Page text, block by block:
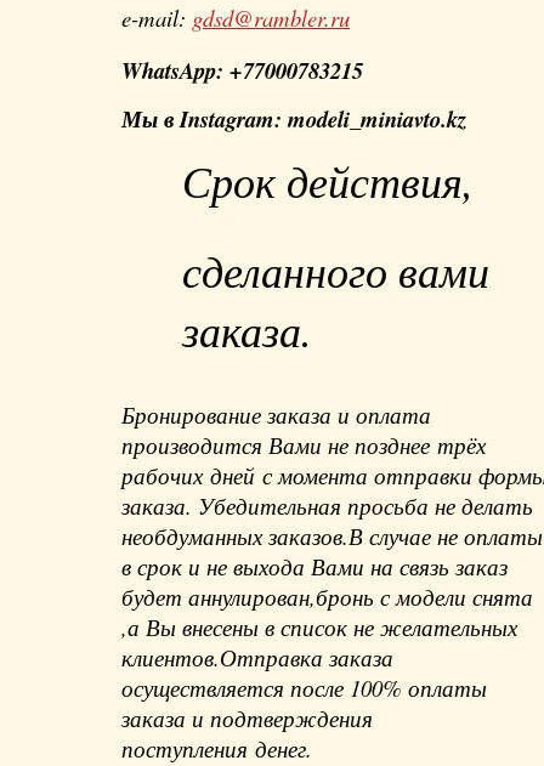
e-mail: gdsd@rambler.ru
WhatsApp: +77000783215
Мы в Instagram: modeli_miniavto.kz
Срок действия,
сделанного вами
заказа.
Бронирование заказа и оплата
производится Вами не позднее трёх
рабочих дней с момента отправки
заказа. Убедительная просьба не делать
необдуманных заказов.В случае не оплаты
в срок и не выхода Вами на связь заказ
будет аннулирован,бронь с модели снята
,а Вы внесены в список не желательных
клиентов.Отправка заказа
осуществляется после 100% оплаты
заказа и подтверждения
поступления денег.